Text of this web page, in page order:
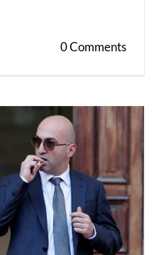
0 Comments